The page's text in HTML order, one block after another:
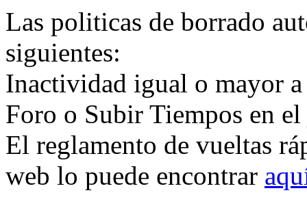
Las politicas de borrado
siguientes:
Inactividad igual o mayor a
Foro o Subir Tiempos en
El reglamento de vueltas
web lo puede encontrar